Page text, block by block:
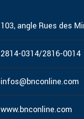
103, angle Rues des
2814-0314/2816-0014
infos@bnconline.com
www.bnconline.com